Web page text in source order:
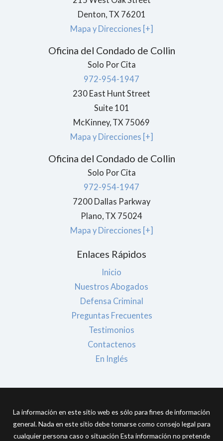
Denton , TX 76201
Mapa y Direcciones [+]
Oficina del Condado de Collin
Solo Por Cita
972-954-1947
230 East Hunt Street
Suite 101
McKinney, TX 75069
Mapa y Direcciones [+]
Oficina del Condado de Collin
Solo Por Cita
972-954-1947
7200 Dallas Parkway
Plano, TX 75024
Mapa y Direcciones [+]
Enlaces Rápidos
Inicio
Nuestros Abogados
Defensa Criminal
Preguntas Frecuentes
Testimonios
Contactenos
En Inglés
La información en este sitio web es sólo para fines de información
general. Nada en este sitio debe tomarse como consejo legal para
cualquier persona caso o situación Esta información no pretende